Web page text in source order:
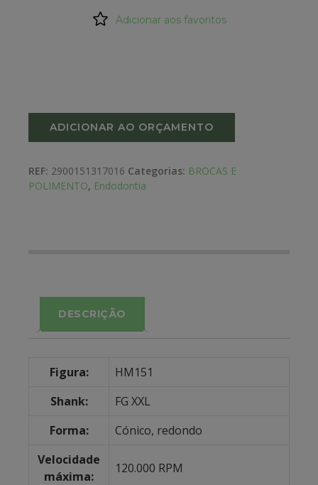
Adicionar aos favoritos
ADICIONAR AO ORÇAMENTO
REF: 2900151317016 Categorias: BROCAS E
POLIMENTO, Endodontia
DESCRIÇÃO
Figura:
HM151
Shank:
FG XXL
Forma:
Cónico, redondo
Velocidade
máxima:
120.000 RPM